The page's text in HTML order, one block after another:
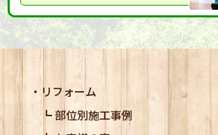
リフォーム
部位別施工事例